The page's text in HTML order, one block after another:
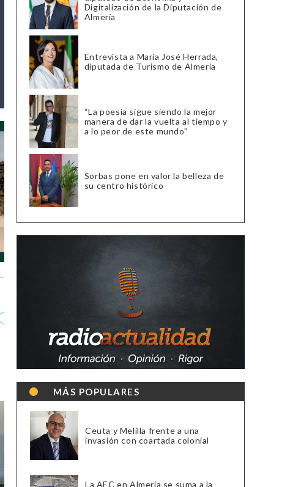
Digitalización de la Diputación de
Almería
Entrevista a María José Herrada,
diputada de Turismo de Almería
“La poesía sigue siendo la mejor
manera de dar la vuelta al tiempo y
a lo peor de este mundo”
Sorbas pone en valor la belleza de
su centro histórico
MÁS POPULARES
Ceuta y Melilla frente a una
invasión con coartada colonial
La AEC en Almería se suma a la